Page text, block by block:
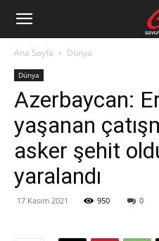
Ana Sayfa Dünya
Dünya
Azerbaycan:
yaşanan
asker şehit
yaralandı
17 Kasım 2021 950 0